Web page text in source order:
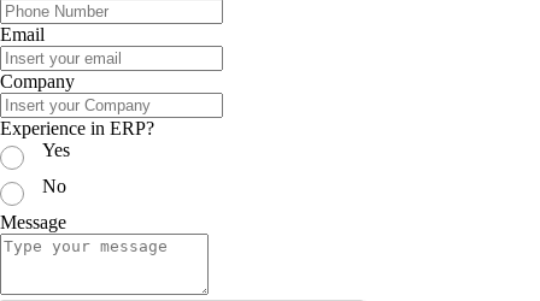
Email
Company
Experience in ERP?
Yes
No
Message